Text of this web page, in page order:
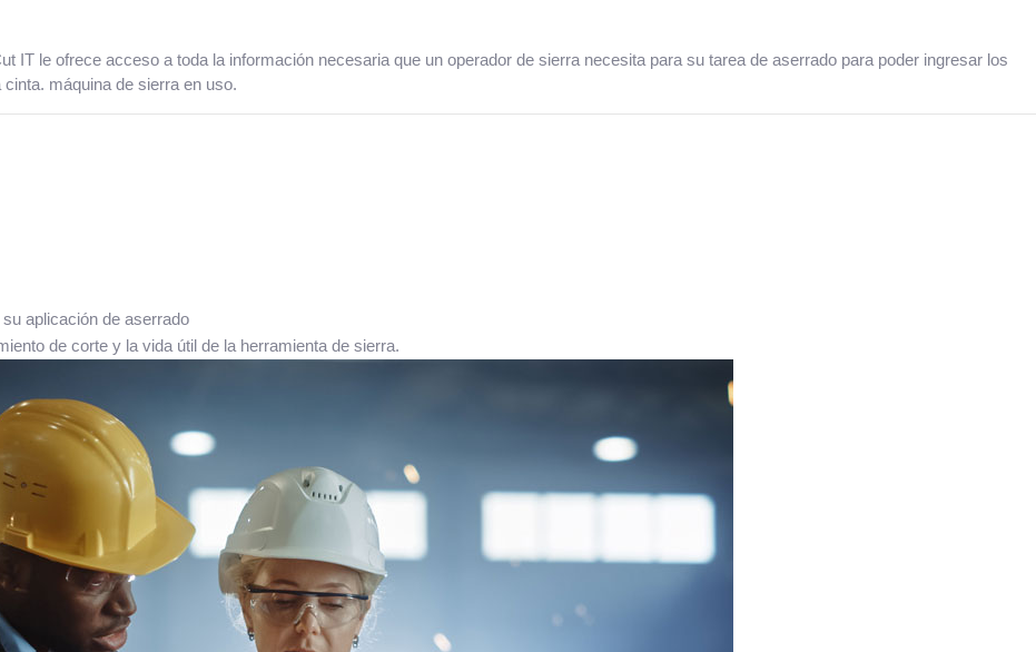
IT le ofrece acceso a toda la información necesaria que un operador de sierra necesita para su tarea de aserrado para poder ingresar los
máquina de sierra en uso.
aplicación de aserrado
de corte y la vida útil de la herramienta de sierra.